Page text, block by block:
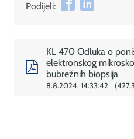
Podijeli:
KL 470 Odluka o
elektronskog
bubrežnih biopsija
8.8.2024. 14:33:42